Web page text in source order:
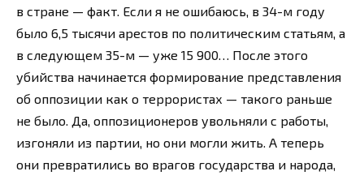
в стране — факт. Если я не ошибаюсь, в 34-м году
было 6,5 тысячи арестов по политическим статьям, а
в следующем 35-м — уже 15 900… После этого
убийства начинается формирование представления
об оппозиции как о террористах — такого раньше
не было. Да, оппозиционеров увольняли с работы,
изгоняли из партии, но они могли жить. А теперь
они превратились во врагов государства и народа,